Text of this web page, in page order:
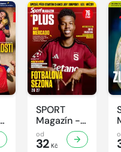
SPORT
Magazín -
30/2026
od
32 Kč